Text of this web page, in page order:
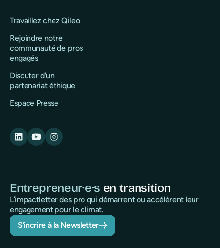
Travaillez chez Qileo
Rejoindre notre
communauté de pros
engagés
Discuter d'un
partenariat éthique
Espace Presse
Entrepreneur·e·s en transition
L’impactletter des pro qui démarrent ou accélèrent leur
engagement pour le climat.
S’incrire à la Newsletter